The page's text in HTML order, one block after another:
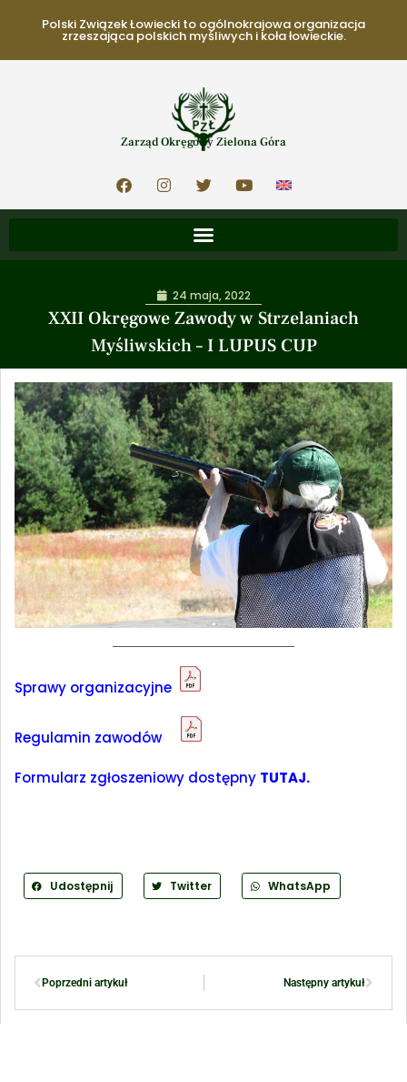
Polski Związek Łowiecki to ogólnokrajowa organizacja
zrzeszająca polskich myśliwych i koła łowieckie.
Zarząd Okręgowy Zielona Góra
XXII Okręgowe Zawody w Strzelaniach
Myśliwskich – I LUPUS CUP
24 maja, 2022
Sprawy organizacyjne
Regulamin zawodów
Formularz zgłoszeniowy dostępny TUTAJ.
Udostępnij Twitter WhatsApp
Poprzedni artykuł Następny artykuł